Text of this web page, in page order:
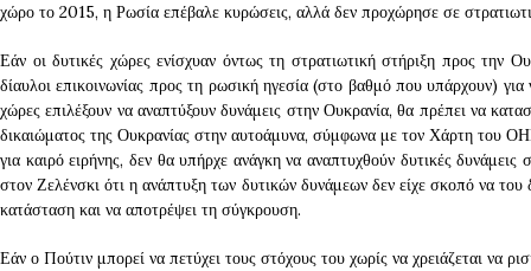
χώρο το 2015, η Ρωσία επέβαλε κυρώσεις, αλλά δεν προχώρησε σε
Εάν οι δυτικές χώρες ενίσχυαν όντως τη στρατιωτική στήριξη προς την
δίαυλοι επικοινωνίας προς τη ρωσική ηγεσία (στο βαθμό που υπάρχουν)
χώρες επιλέξουν να αναπτύξουν δυνάμεις στην Ουκρανία, θα πρέπει να
δικαιώματος της Ουκρανίας στην αυτοάμυνα, σύμφωνα με τον Χάρτη του
για καιρό ειρήνης, δεν θα υπήρχε ανάγκη να αναπτυχθούν δυτικές
στον Ζελένσκι ότι η ανάπτυξη των δυτικών δυνάμεων δεν είχε σκοπό να
κατάσταση και να αποτρέψει τη σύγκρουση.
Εάν ο Πούτιν μπορεί να πετύχει τους στόχους του χωρίς να χρειάζεται να